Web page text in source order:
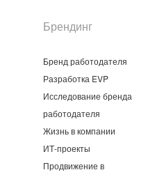
Брендинг
Бренд работодателя
Разработка EVP
Исследование бренда
работодателя
Жизнь в компании
ИТ-проекты
Продвижение в